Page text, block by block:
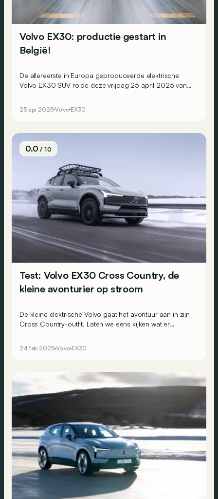
Volvo EX30: productie gestart in
België!
De allereerste in Europa geproduceerde elektrische
Volvo EX30 SUV rolde deze vrijdag 25 april 2025 van
25 apr 2025 Volvo EX30
0.0/ 10
Test: Volvo EX30 Cross Country, de
kleine avonturier op stroom
De kleine elektrische Volvo gaat het avontuur aan in zijn
Cross Country-outfit. Laten we eens kijken wat er
24 feb 2025 Volvo EX30